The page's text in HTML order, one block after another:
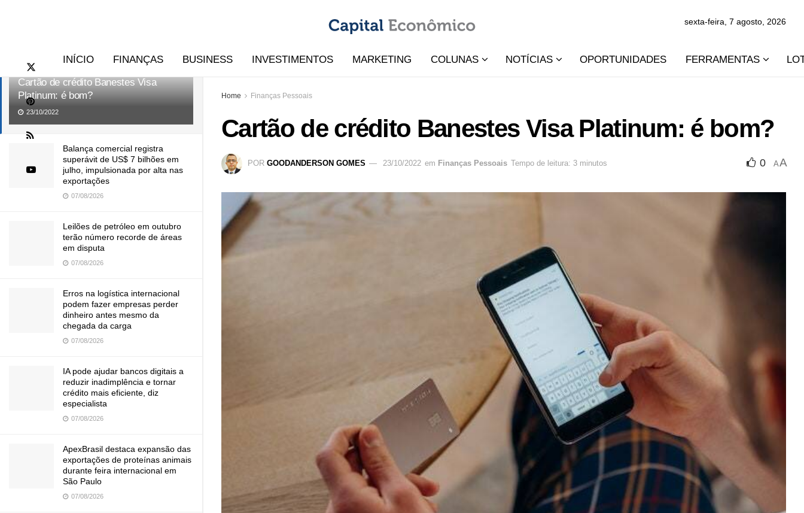
Cartão de crédito Banestes Visa
Platinum: é bom?
23/10/2022
Balança comercial registra
superávit de US$ 7 bilhões em
julho, impulsionada por alta nas
exportações
07/08/2026
Leilões de petróleo em outubro
terão número recorde de áreas
em disputa
07/08/2026
Erros na logística internacional
podem fazer empresas perder
dinheiro antes mesmo da
chegada da carga
07/08/2026
IA pode ajudar bancos digitais a
reduzir inadimplência e tornar
crédito mais eficiente, diz
especialista
07/08/2026
ApexBrasil destaca expansão das
exportações de proteínas animais
durante feira internacional em
São Paulo
07/08/2026
sexta-feira, 7 agosto, 2026
INÍCIO FINANÇAS BUSINESS INVESTIMENTOS MARKETING COLUNAS NOTÍCIAS OPORTUNIDADES FERRAMENTAS
Home Finanças Pessoais
Cartão de crédito Banestes Visa Platinum: é bom?
POR GOODANDERSON GOMES 23/10/2022 em Finanças Pessoais Tempo de leitura: 3 minutos 0 AA